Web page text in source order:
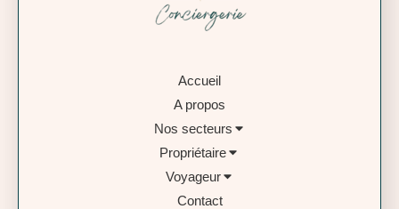
Accueil
A propos
Nos secteurs
Propriétaire
Voyageur
Contact